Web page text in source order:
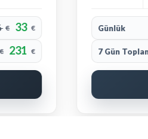
€ 33 €
231 €
Günlük
7 Gün Toplam